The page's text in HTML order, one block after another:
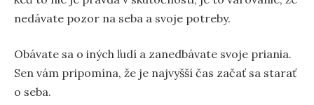
nedávate pozor na seba a svoje potreby.
Obávate sa o iných ľudí a zanedbávate svoje priania.
Sen vám pripomína, že je najvyšší čas začať sa starať
o seba.